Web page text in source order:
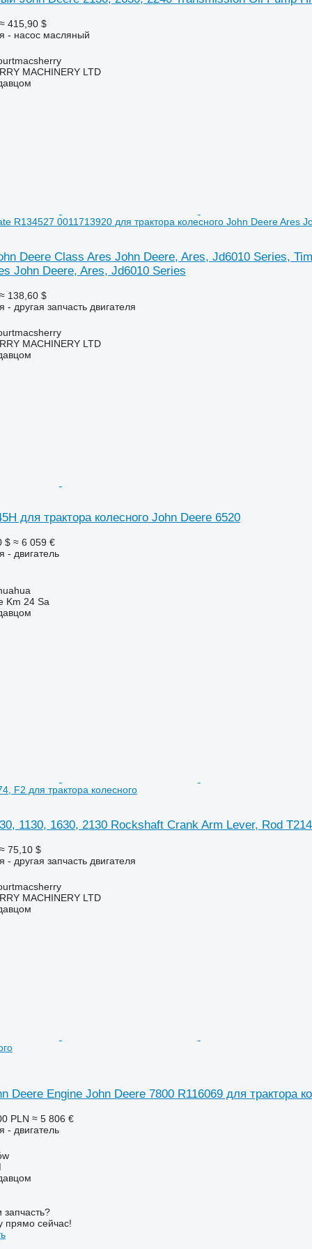
415,90 $
- насос масляный
MACHINERY LTD
R134527 0011713920 для трактора колесного John Deere Ares
Deere Class Ares John Deere, Ares, Jd6010 Series,
John Deere, Ares, Jd6010 Series
138,60 $
- другая запчасть двигателя
MACHINERY LTD
для трактора колесного John Deere 6520
$ ≈ 6 059 €
- двигатель
Km 24 Sa
F2 для трактора колесного
1130, 1630, 2130 Rockshaft Crank Arm Lever, Rod
75,10 $
- другая запчасть двигателя
MACHINERY LTD
Deere Engine John Deere 7800 R116069 для трактора
PLN ≈ 5 806 €
- двигатель
прямо сейчас!